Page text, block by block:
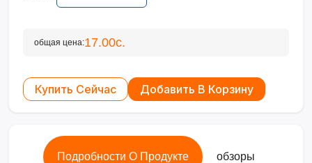
общая цена:17.00с.
Купить Сейчас Добавить В Корзину
Подробности О Продукте обзоры